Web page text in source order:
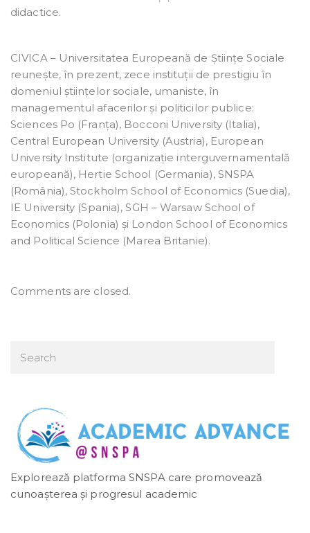
didactice.
CIVICA – Universitatea Europeană de Științe Sociale
reunește, în prezent, zece instituții de prestigiu în
domeniul științelor sociale, umaniste, în
managementul afacerilor și politicilor publice:
Sciences Po (Franța), Bocconi University (Italia),
Central European University (Austria), European
University Institute (organizație interguvernamentală
europeană), Hertie School (Germania), SNSPA
(România), Stockholm School of Economics (Suedia),
IE University (Spania), SGH – Warsaw School of
Economics (Polonia) și London School of Economics
and Political Science (Marea Britanie).
Comments are closed.
Explorează platforma SNSPA care promovează
cunoașterea și progresul academic